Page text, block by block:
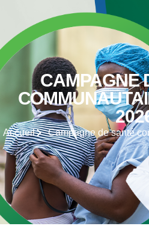
CAMPAGNE
Accueil Campagne de santé